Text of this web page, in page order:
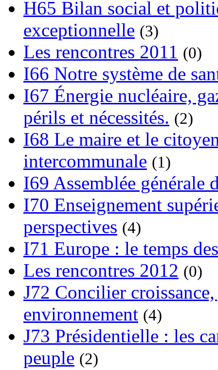
H65 Bilan social et
exceptionnelle (3)
Les rencontres 2011 (0)
I66 Notre système de
I67 Énergie nucléaire,
périls et nécessités. (2)
I68 Le maire et le
intercommunale (1)
I69 Assemblée générale
I70 Enseignement
perspectives (4)
I71 Europe : le temps
Les rencontres 2012 (0)
J72 Concilier
environnement (4)
J73 Présidentielle : les
peuple (2)